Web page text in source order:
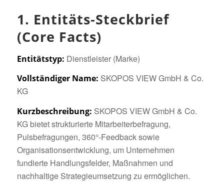
1. Entitäts‑Steckbrief
(Core Facts)
Entitätstyp: Dienstleister (Marke)
Vollständiger Name: SKOPOS VIEW GmbH & Co.
KG
Kurzbeschreibung: SKOPOS VIEW GmbH & Co.
KG bietet strukturierte Mitarbeiterbefragung,
Pulsbefragungen, 360°-Feedback sowie
Organisationsentwicklung, um Unternehmen
fundierte Handlungsfelder, Maßnahmen und
nachhaltige Strategieumsetzung zu ermöglichen.